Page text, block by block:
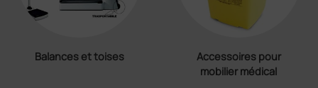
Balances et toises
Accessoires pour
mobilier médical